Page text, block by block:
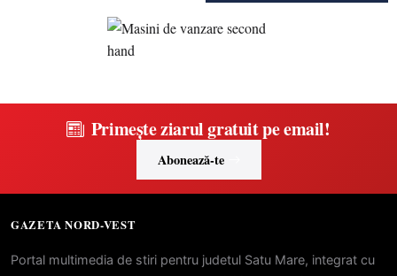
Primește ziarul gratuit pe email!
Abonează-te
GAZETA NORD-VEST
Portal multimedia de stiri pentru judetul Satu Mare, integrat cu